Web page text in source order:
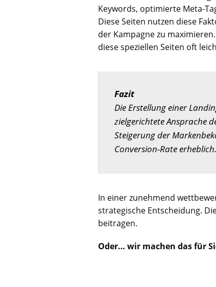
Keywords, optimierte Meta-
Diese Seiten nutzen diese
der Kampagne zu
diese speziellen Seiten oft
Fazit
Die Erstellung einer
zielgerichtete Ansprache
Steigerung der
Conversion-Rate
In einer zunehmend
strategische Entscheidung.
beitragen.
Oder… wir machen das für